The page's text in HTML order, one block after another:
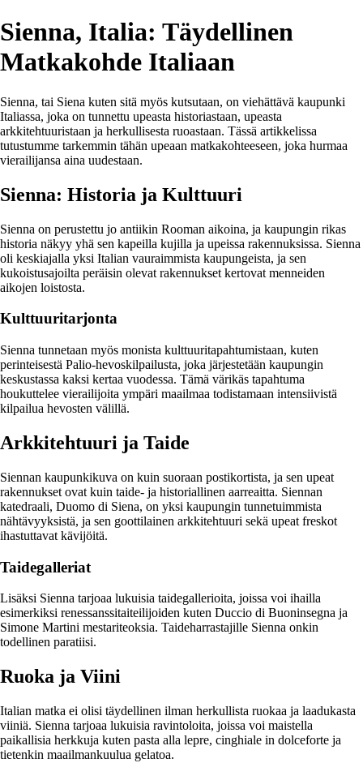
Sienna, Italia: Täydellinen
Matkakohde Italiaan
Sienna, tai Siena kuten sitä myös kutsutaan, on viehättävä kaupunki
Italiassa, joka on tunnettu upeasta historiastaan, upeasta
arkkitehtuuristaan ja herkullisesta ruoastaan. Tässä artikkelissa
tutustumme tarkemmin tähän upeaan matkakohteeseen, joka hurmaa
vierailijansa aina uudestaan.
Sienna: Historia ja Kulttuuri
Sienna on perustettu jo antiikin Rooman aikoina, ja kaupungin rikas
historia näkyy yhä sen kapeilla kujilla ja upeissa rakennuksissa. Sienna
oli keskiajalla yksi Italian vauraimmista kaupungeista, ja sen
kukoistusajoilta peräisin olevat rakennukset kertovat menneiden
aikojen loistosta.
Kulttuuritarjonta
Sienna tunnetaan myös monista kulttuuritapahtumistaan, kuten
perinteisestä Palio-hevoskilpailusta, joka järjestetään kaupungin
keskustassa kaksi kertaa vuodessa. Tämä värikäs tapahtuma
houkuttelee vierailijoita ympäri maailmaa todistamaan intensiivistä
kilpailua hevosten välillä.
Arkkitehtuuri ja Taide
Siennan kaupunkikuva on kuin suoraan postikortista, ja sen upeat
rakennukset ovat kuin taide- ja historiallinen aarreaitta. Siennan
katedraali, Duomo di Siena, on yksi kaupungin tunnetuimmista
nähtävyyksistä, ja sen goottilainen arkkitehtuuri sekä upeat freskot
ihastuttavat kävijöitä.
Taidegalleriat
Lisäksi Sienna tarjoaa lukuisia taidegallerioita, joissa voi ihailla
esimerkiksi renessanssitaiteilijoiden kuten Duccio di Buoninsegna ja
Simone Martini mestariteoksia. Taideharrastajille Sienna onkin
todellinen paratiisi.
Ruoka ja Viini
Italian matka ei olisi täydellinen ilman herkullista ruokaa ja laadukasta
viiniä. Sienna tarjoaa lukuisia ravintoloita, joissa voi maistella
paikallisia herkkuja kuten pasta alla lepre, cinghiale in dolceforte ja
tietenkin maailmankuulua gelatoa.